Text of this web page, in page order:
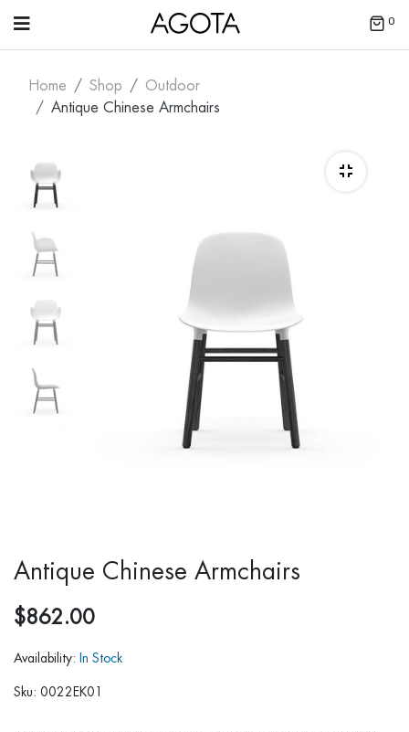
0
Home Shop
Outdoor
Antique Chinese Armchairs
Antique Chinese Armchairs
$862.00
Availability: In Stock
Sku: 0022EK01